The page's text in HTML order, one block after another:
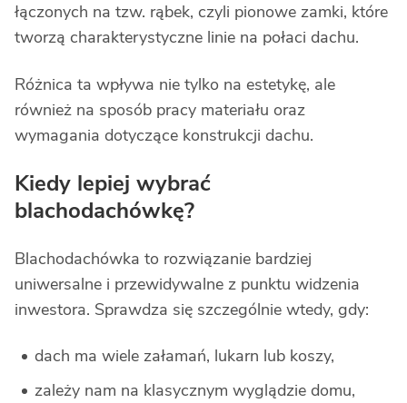
łączonych na tzw. rąbek, czyli pionowe zamki, które
tworzą charakterystyczne linie na połaci dachu.
Różnica ta wpływa nie tylko na estetykę, ale
również na sposób pracy materiału oraz
wymagania dotyczące konstrukcji dachu.
Kiedy lepiej wybrać
blachodachówkę?
Blachodachówka to rozwiązanie bardziej
uniwersalne i przewidywalne z punktu widzenia
inwestora. Sprawdza się szczególnie wtedy, gdy:
dach ma wiele załamań, lukarn lub koszy,
zależy nam na klasycznym wyglądzie domu,